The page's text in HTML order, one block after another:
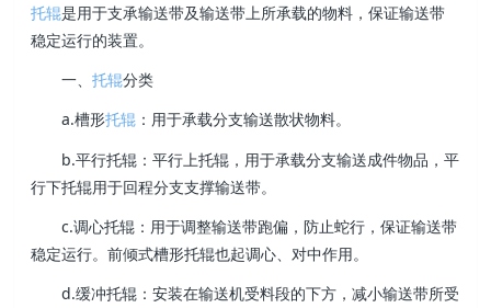
托辊是用于支承输送带及输送带上所承载的物料，保证输送带
稳定运行的装置。
一、托辊分类
a.槽形托辊 ：用于承载分支输送散状物料。
b.平行托辊：平行上托辊，用于承载分支输送成件物品，平
行下托辊用于回程分支支撑输送带。
c.调心托辊：用于调整输送带跑偏，防止蛇行，保证输送带
稳定运行。前倾式槽形托辊也起调心、对中作用。
d.缓冲托辊：安装在输送机受料段的下方，减小输送带所受